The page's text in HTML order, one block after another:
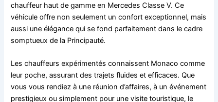
chauffeur haut de gamme en Mercedes Classe V. Ce
véhicule offre non seulement un confort exceptionnel, mais
aussi une élégance qui se fond parfaitement dans le cadre
somptueux de la Principauté.
Les chauffeurs expérimentés connaissent Monaco comme
leur poche, assurant des trajets fluides et efficaces. Que
vous vous rendiez à une réunion d’affaires, à un événement
prestigieux ou simplement pour une visite touristique, le